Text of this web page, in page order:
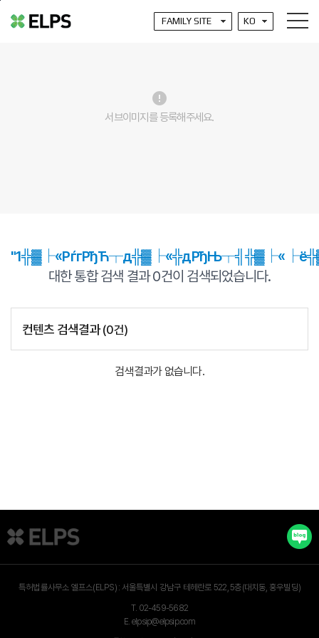
error
서브이미지를 등록해주세요.
대한 통합 검색 결과0건이 검색되었습니다.
컨텐츠 검색결과(0건)
검색결과가 없습니다.
특허법률사무소 엘프스(ELPS) : 서울특별시 강남구 테헤란로 522, 5층(대치동, 홍우빌딩)
T. 02-459-5682
E. elpsip@elpsip.com